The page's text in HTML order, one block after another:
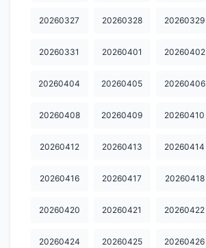
20260327 20260328 20260329
20260331 20260401 20260402
20260404 20260405 20260406
20260408 20260409 20260410
20260412 20260413 20260414
20260416 20260417 20260418
20260420 20260421 20260422
20260424 20260425 20260426